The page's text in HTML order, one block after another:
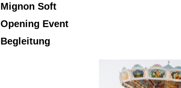
Mignon Soft
Opening Event
Begleitung